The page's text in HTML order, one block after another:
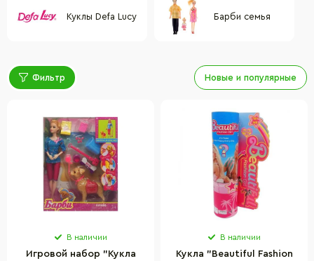
Куклы Defa Lucy Барби семья
Фильтр Новые и популярные
В наличии
Игровой набор "Кукла
В наличии
Кукла "Beautiful Fashion